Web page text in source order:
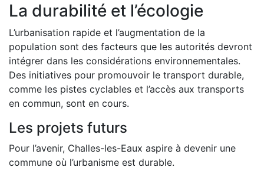
La durabilité et l’écologie
L’urbanisation rapide et l’augmentation de la
population sont des facteurs que les autorités devront
intégrer dans les considérations environnementales.
Des initiatives pour promouvoir le transport durable,
comme les pistes cyclables et l’accès aux transports
en commun, sont en cours.
Les projets futurs
Pour l’avenir, Challes-les-Eaux aspire à devenir une
commune où l’urbanisme est durable.